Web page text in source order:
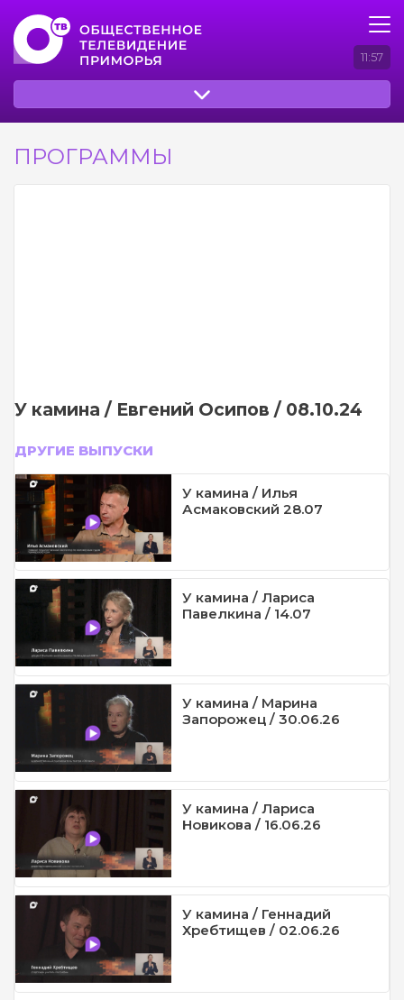
11:57
ПРОГРАММЫ
У камина / Евгений Осипов / 08.10.24
ДРУГИЕ ВЫПУСКИ
У камина / Илья
Асмаковский 28.07
У камина / Лариса
Павелкина / 14.07
У камина / Марина
Запорожец / 30.06.26
У камина / Лариса
Новикова / 16.06.26
У камина / Геннадий
Хребтищев / 02.06.26